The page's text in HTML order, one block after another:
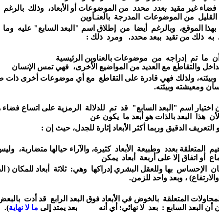
فضاء غير مقيد بعدد محدد من الموضوعات أو الأبعاد، وذلك بالرغم
القليل من الموضوعات المدرجة بالعنـاوين
الموقع، وبالرغم أيضا من إطلاق اسم "البعد السابع" عليه وما
به ذلك من تقيد ببعد محدد. ومرد ذلك :
أن ما تم إدراجه من موضوعات بالعناوين الرئيسية
والتقاطع مع العديد من المواضيع الأخرى، فهي تمس الإنسان
ولذلك فهي قادرة على التقاطع مع أي موضوعات أخرى ذات
ومعيشته وبيئته.
اختيار اسم "البعد السابع" قد تم للدلالة الرمزية على اتساع فضاء
لأن هذا البعد بالذات هو أبعد ما يكون عن
التعريف الدقيق وربما أكثر الأبعاد إثارة للجدل، حيث إن :
المتعلقة بعدد وطبيعة الأبعاد كثيرة، والآراء حيالها متضاربة،
أو اتفاق إلا على أربعة أبعاد يمكن
الإحساس بها وللعقل البشري إدراكها وهي:ثلاثة أبعاد للمكان (
والارتفاع) ، وبعد واحد للزمن.
المتعلقة بالخوض في الأبعاد فوق البعد الرابع قد أدت
أن البعد السابع : بعد لا نهائي: أي أنه بعد يمتد إلى ما لا نهاية).